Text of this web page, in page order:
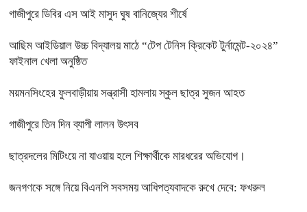
গাজীপুরে ডিবির এস আই মাসুদ ঘুষ বানিজ্যের শীর্ষে
আছিম আইডিয়াল উচ্চ বিদ্যালয় মাঠে “টেপ টেনিস ক্রিকেট টুর্নামেন্ট-২০২৪”
ফাইনাল খেলা অনুষ্ঠিত
ময়মনসিংহের ফুলবাড়ীয়ায় সন্ত্রাসী হামলায় স্কুল ছাত্র সুজন আহত
গাজীপুরে তিন দিন ব্যাপী লালন উৎসব
ছাত্রদলের মিটিংয়ে না যাওয়ায় হলে শিক্ষার্থীকে মারধরের অভিযোগ।
জনগণকে সঙ্গে নিয়ে বিএনপি সবসময় আধিপত্যবাদকে রুখে দেবে: ফখরুল